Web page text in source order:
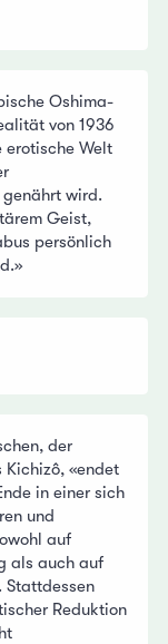
Oshima-
von 1936
erotische Welt
wird.
Geist,
persönlich
der
Kichizô, «endet
in einer sich
und
auf
als auch auf
Stattdessen
Reduktion